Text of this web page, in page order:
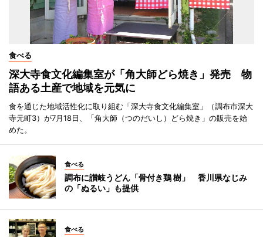
食べる
深大寺食文化編集室が「角大師どら焼き」発売 物
語ある土産で地域を元気に
食を通じた地域活性化に取り組む「深大寺食文化編集室」（調布市深大
寺元町3）が7月18日、「角大師（つのだいし）どら焼き」の販売を始
めた。
食べる
調布に讃岐うどん「骨付き鶏 樹」 香川県なじみ
の「ぬるい」も提供
食べる